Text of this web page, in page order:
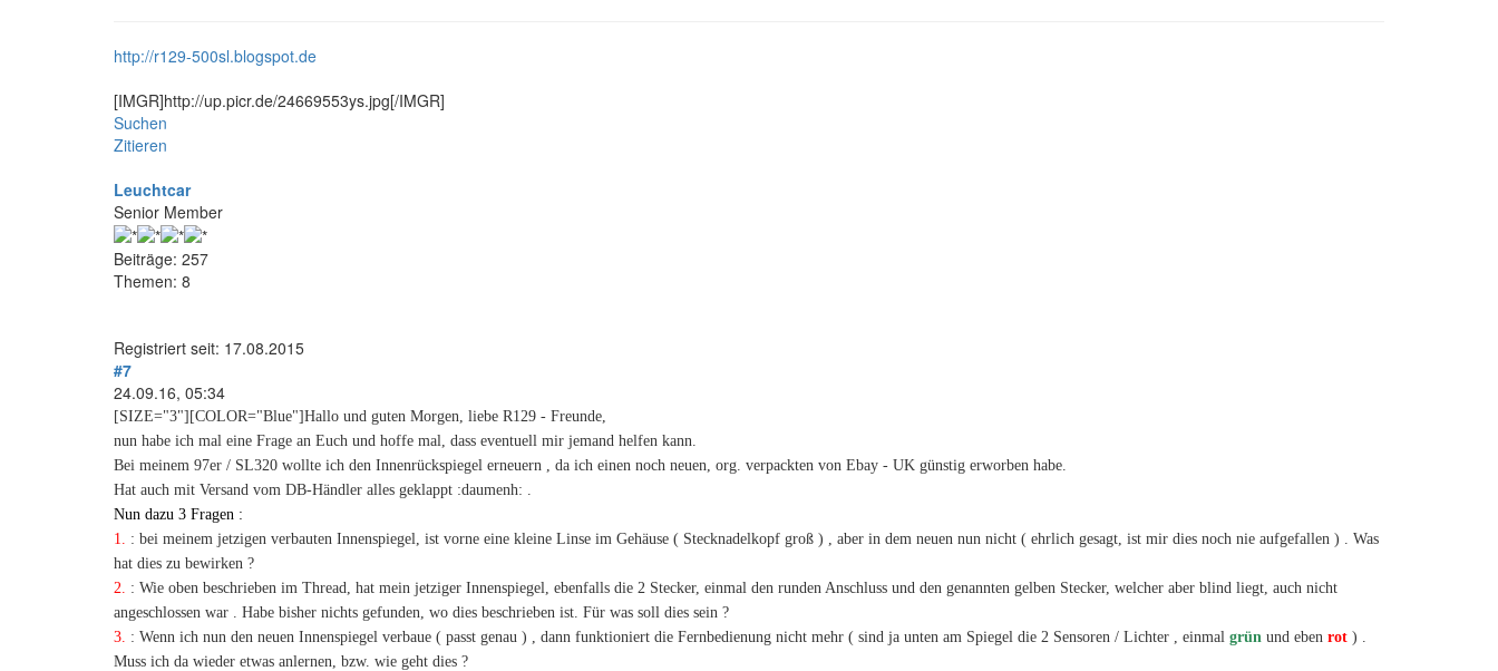
http://r129-500sl.blogspot.de
[IMGR]http://up.picr.de/24669553ys.jpg[/IMGR]
Suchen
Zitieren
Leuchtcar
Senior Member
Beiträge: 257
Themen: 8
Registriert seit: 17.08.2015
#7
24.09.16, 05:34
[SIZE="3"][COLOR="Blue"]Hallo und guten Morgen, liebe R129 - Freunde,
nun habe ich mal eine Frage an Euch und hoffe mal, dass eventuell mir jemand helfen kann.
Bei meinem 97er / SL320 wollte ich den Innenrückspiegel erneuern , da ich einen noch neuen, org. verpackten von Ebay - UK günstig erworben habe.
Hat auch mit Versand vom DB-Händler alles geklappt :daumenh: .
Nun dazu 3 Fragen :
1.
: bei meinem jetzigen verbauten Innenspiegel, ist vorne eine kleine Linse im Gehäuse ( Stecknadelkopf groß ) , aber in dem neuen nun nicht ( ehrlich gesagt, ist mir dies noch nie aufgefallen ) . Was
hat dies zu bewirken ?
2.
: Wie oben beschrieben im Thread, hat mein jetziger Innenspiegel, ebenfalls die 2 Stecker, einmal den runden Anschluss und den genannten gelben Stecker, welcher aber blind liegt, auch nicht
angeschlossen war . Habe bisher nichts gefunden, wo dies beschrieben ist. Für was soll dies sein ?
3. : Wenn ich nun den neuen Innenspiegel verbaue ( passt genau ) , dann funktioniert die Fernbedienung nicht mehr ( sind ja unten am Spiegel die 2 Sensoren / Lichter , einmal grün und eben rot ) .
Muss ich da wieder etwas anlernen, bzw. wie geht dies ?